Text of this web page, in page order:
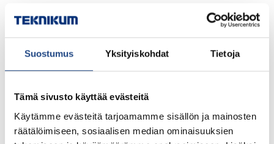
Suostumus Yksityiskohdat Tietoja
Tämä sivusto käyttää evästeitä
Käytämme evästeitä tarjoamamme sisällön ja mainosten
räätälöimiseen, sosiaalisen median ominaisuuksien